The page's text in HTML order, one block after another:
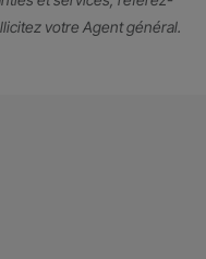
votre Agent général.